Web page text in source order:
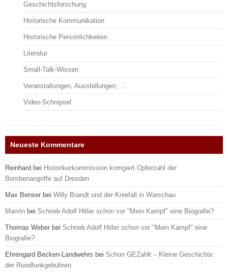
Geschichtsforschung
Historische Kommunikation
Historische Persönlichkeiten
Literatur
Small-Talk-Wissen
Veranstaltungen, Ausstellungen, …
Video-Schnipsel
Neueste Kommentare
Reinhard bei Historikerkommission korrigiert Opferzahl der
Bombenangriffe auf Dresden
Max Benser bei Willy Brandt und der Kniefall in Warschau
Marvin bei Schrieb Adolf Hitler schon vor "Mein Kampf" eine Biografie?
Thomas Weber bei Schrieb Adolf Hitler schon vor "Mein Kampf" eine
Biografie?
Ehrengard Becken-Landwehrs bei Schon GEZahlt – Kleine Geschichte
der Rundfunkgebühren